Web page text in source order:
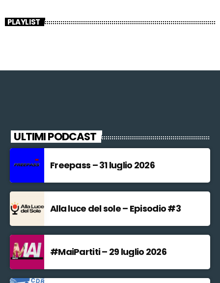
PLAYLIST
ULTIMI PODCAST
Freepass – 31 luglio 2026
Alla luce del sole – Episodio #3
#MaiPartiti – 29 luglio 2026